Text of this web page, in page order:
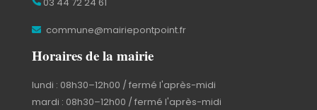
commune@mairiepontpoint.fr
Horaires de la mairie
lundi : 08h30–12h00 / fermé l'après-midi
mardi : 08h30–12h00 / fermé l'après-midi